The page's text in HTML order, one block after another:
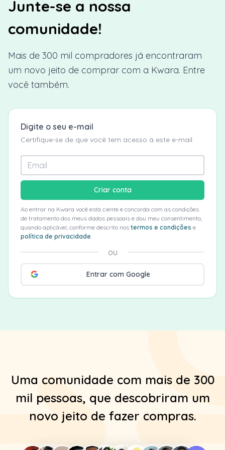
Junte-se a nossa
comunidade!
Mais de 300 mil compradores já encontraram
um novo jeito de comprar com a Kwara. Entre
você também.
Digite o seu e-mail
Certifique-se de que você tem acesso à este e-mail.
Criar conta
Ao entrar na Kwara você está ciente e concorda com as condições
de tratamento dos meus dados pessoais e dou meu consentimento,
quando aplicável, conforme descrito nos termos e condições e
política de privacidade.
ou
Entrar com Google
Uma comunidade com mais de 300
mil pessoas, que descobriram um
novo jeito de fazer compras.